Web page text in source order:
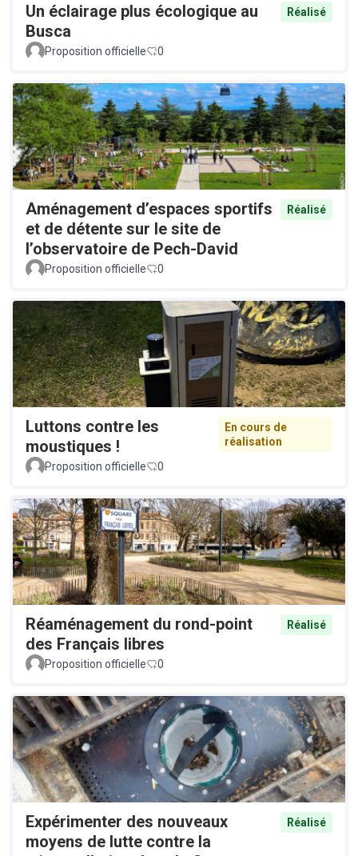
Un éclairage plus écologique au
Busca
Réalisé
Proposition officielle 0
Aménagement d’espaces sportifs
et de détente sur le site de
l’observatoire de Pech-David
Réalisé
Proposition officielle 0
Luttons contre les
moustiques !
En cours de
réalisation
Proposition officielle
0
Réaménagement du rond-point
des Français libres
Réalisé
Proposition officielle 0
Expérimenter des nouveaux
moyens de lutte contre la
Réalisé